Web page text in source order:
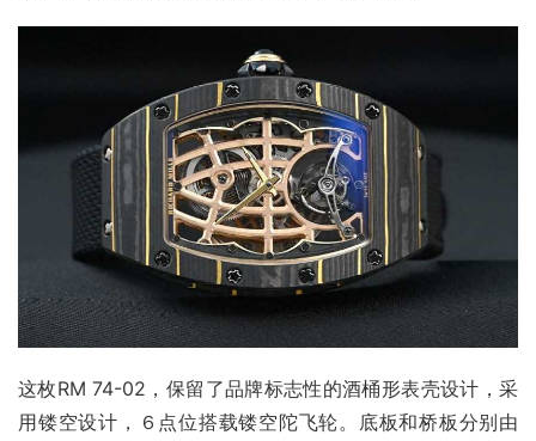
这枚RM 74-02，保留了品牌标志性的酒桶形表壳设计，采
用镂空设计，６点位搭载镂空陀飞轮。底板和桥板分别由